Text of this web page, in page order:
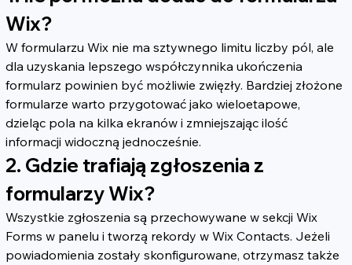
Wix?
W formularzu Wix nie ma sztywnego limitu liczby pól, ale
dla uzyskania lepszego współczynnika ukończenia
formularz powinien być możliwie zwięzły. Bardziej złożone
formularze warto przygotować jako wieloetapowe,
dzieląc pola na kilka ekranów i zmniejszając ilość
informacji widoczną jednocześnie.
2. Gdzie trafiają zgłoszenia z
formularzy Wix?
Wszystkie zgłoszenia są przechowywane w sekcji Wix
Forms w panelu i tworzą rekordy w Wix Contacts. Jeżeli
powiadomienia zostały skonfigurowane, otrzymasz także